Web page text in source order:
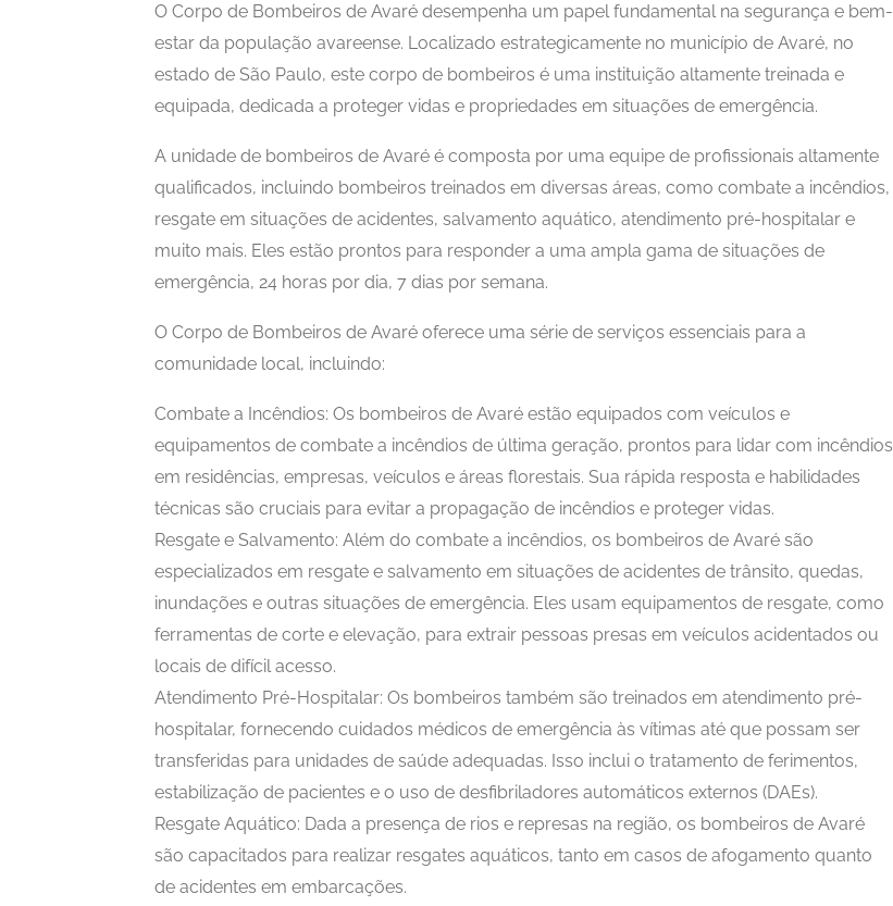
O Corpo de Bombeiros de Avaré desempenha um papel fundamental na segurança e bem-
estar da população avareense. Localizado estrategicamente no município de Avaré, no
estado de São Paulo, este corpo de bombeiros é uma instituição altamente treinada e
equipada, dedicada a proteger vidas e propriedades em situações de emergência.
A unidade de bombeiros de Avaré é composta por uma equipe de profissionais altamente
qualificados, incluindo bombeiros treinados em diversas áreas, como combate a incêndios,
resgate em situações de acidentes, salvamento aquático, atendimento pré-hospitalar e
muito mais. Eles estão prontos para responder a uma ampla gama de situações de
emergência, 24 horas por dia, 7 dias por semana.
O Corpo de Bombeiros de Avaré oferece uma série de serviços essenciais para a
comunidade local, incluindo:
Combate a Incêndios: Os bombeiros de Avaré estão equipados com veículos e
equipamentos de combate a incêndios de última geração, prontos para lidar com incêndios
em residências, empresas, veículos e áreas florestais. Sua rápida resposta e habilidades
técnicas são cruciais para evitar a propagação de incêndios e proteger vidas.
Resgate e Salvamento: Além do combate a incêndios, os bombeiros de Avaré são
especializados em resgate e salvamento em situações de acidentes de trânsito, quedas,
inundações e outras situações de emergência. Eles usam equipamentos de resgate, como
ferramentas de corte e elevação, para extrair pessoas presas em veículos acidentados ou
locais de difícil acesso.
Atendimento Pré-Hospitalar: Os bombeiros também são treinados em atendimento pré-
hospitalar, fornecendo cuidados médicos de emergência às vítimas até que possam ser
transferidas para unidades de saúde adequadas. Isso inclui o tratamento de ferimentos,
estabilização de pacientes e o uso de desfibriladores automáticos externos (DAEs).
Resgate Aquático: Dada a presença de rios e represas na região, os bombeiros de Avaré
são capacitados para realizar resgates aquáticos, tanto em casos de afogamento quanto
de acidentes em embarcações.